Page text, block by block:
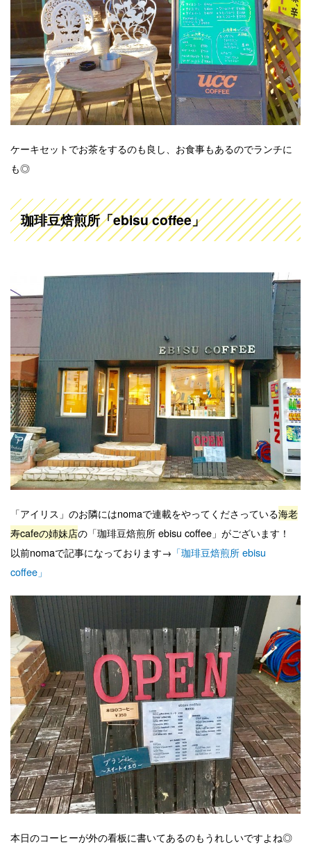
ケーキセットでお茶をするのも良し、お食事もあるのでランチに
も◎
珈琲豆焙煎所「ebisu coffee」
「アイリス」のお隣にはnomaで連載をやってくださっている海老
寿cafeの姉妹店の「珈琲豆焙煎所 ebisu coffee」がございます！
以前nomaで記事になっております→ 「珈琲豆焙煎所 ebisu
coffee」
本日のコーヒーが外の看板に書いてあるのもうれしいですよね◎